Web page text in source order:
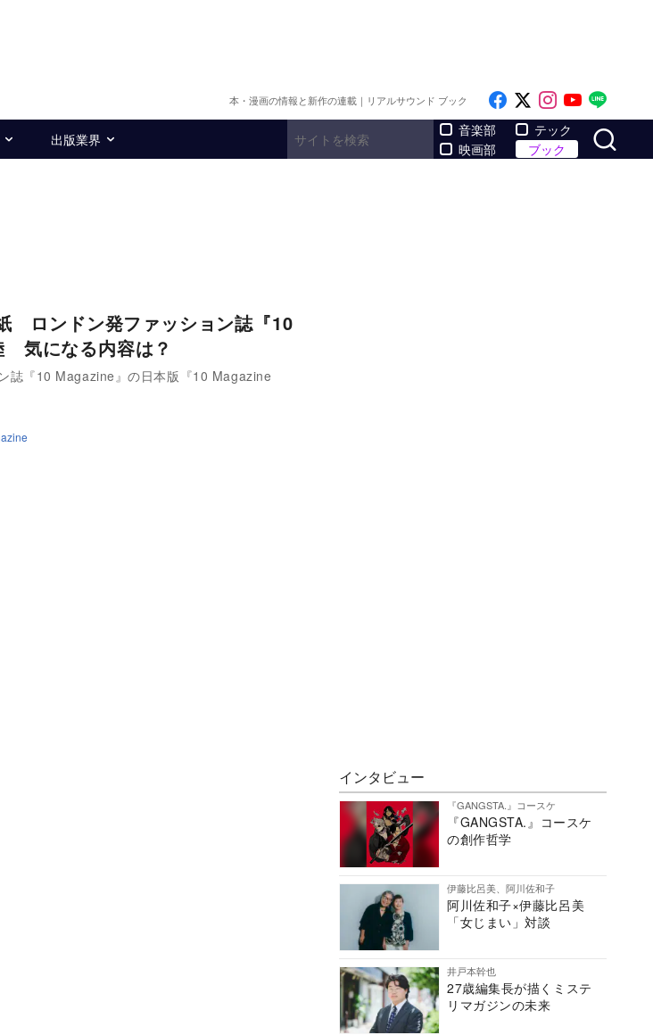
本・漫画の情報と新作の連載｜リアルサウンド ブック Like on Facebook
Follow on x
Follow on
Follow
出版業界
音楽部
映画部
テック
ブック
ロンドン発ファッション誌『10
気になる内容は？
誌『10 Magazine』の日本版『10 Magazine
インタビュー
『GANGSTA.』コースケ
『GANGSTA.』コースケ
の創作哲学
伊藤比呂美、阿川佐和子
阿川佐和子×伊藤比呂美
「女じまい」対談
井戸本幹也
27歳編集長が描くミステ
リマガジンの未来